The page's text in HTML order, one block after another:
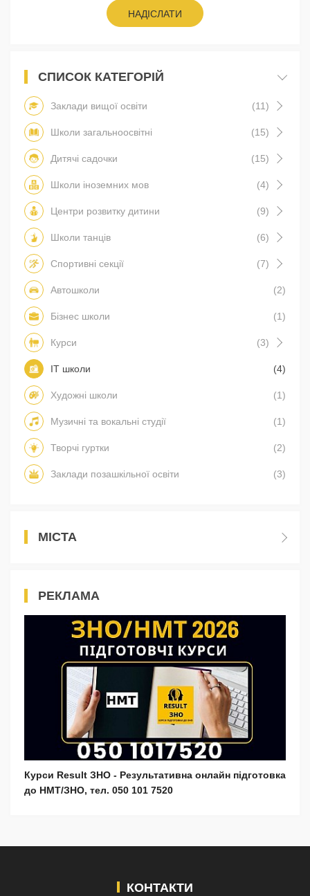
НАДІСЛАТИ
СПИСОК КАТЕГОРІЙ
Заклади вищої освіти (11)
Школи загальноосвітні (15)
Дитячі садочки (15)
Школи іноземних мов (4)
Центри розвитку дитини (9)
Школи танців (6)
Спортивні секції (7)
Автошколи (2)
Бізнес школи (1)
Курси (3)
IT школи (4)
Художні школи (1)
Музичні та вокальні студії (1)
Творчі гуртки (2)
Заклади позашкільної освіти (3)
МІСТА
РЕКЛАМА
Курси Result ЗНО - Результативна онлайн підготовка
до НМТ/ЗНО, тел. 050 101 7520
КОНТАКТИ